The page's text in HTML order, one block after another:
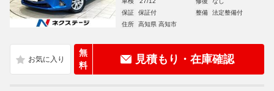
保証
保証付 整備
法定整備付
住所
高知県 高知市
無
料
見積もり・在庫確認